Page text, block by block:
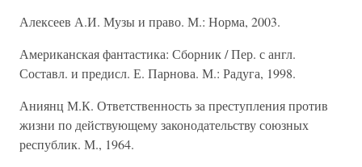
Алексеев А.И. Музы и право. М.: Норма, 2003.
Американская фантастика: Сборник / Пер. с англ.
Составл. и предисл. Е. Парнова. М.: Радуга, 1998.
Аниянц М.К. Ответственность за преступления против
жизни по действующему законодательству союзных
республик. М., 1964.